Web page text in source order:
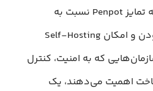
در نهایت مهم‌ترین نقطه تمایز Penpot نسبت به
ابزارهای دیگر، متن‌باز بودن و امکان Self-Hosting
که به امنیت، کنترل
اهمیت می‌دهند، یک